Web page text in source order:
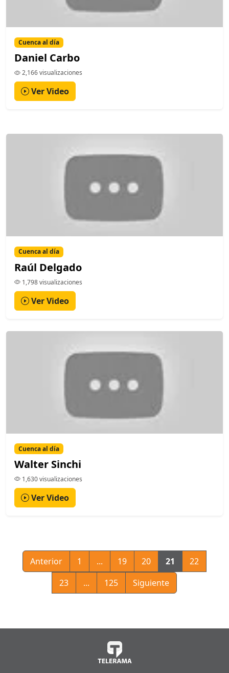
Cuenca al día
Daniel Carbo
2,166 visualizaciones
Ver Video
Cuenca al día
Raúl Delgado
1,798 visualizaciones
Ver Video
Cuenca al día
Walter Sinchi
1,630 visualizaciones
Ver Video
Anterior 1 ... 19 20 21
22
23
... 125 Siguiente